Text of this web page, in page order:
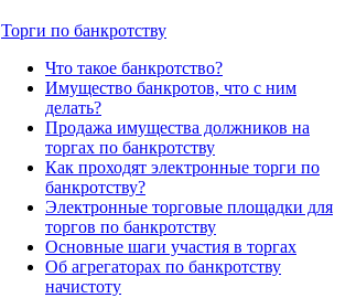
Торги по банкротству
Что такое банкротство?
Имущество банкротов, что с ним
делать?
Продажа имущества должников на
торгах по банкротству
Как проходят электронные торги по
банкротству?
Электронные торговые площадки для
торгов по банкротству
Основные шаги участия в торгах
Об агрегаторах по банкротству
начистоту